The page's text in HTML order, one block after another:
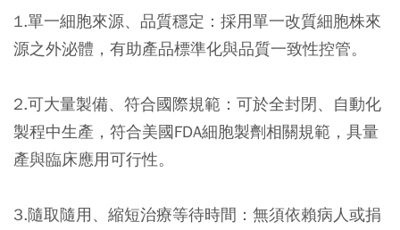
1.單一細胞來源、品質穩定： 採用單一改質細胞株來
源之外泌體，有助產品標準化與品質一致性控管。
2.可大量製備、符合國際規範： 可於全封閉、自動化
製程中生產，符合美國FDA細胞製劑相關規範，具量
產與臨床應用可行性。
3.隨取隨用、縮短治療等待時間： 無須依賴病人或捐